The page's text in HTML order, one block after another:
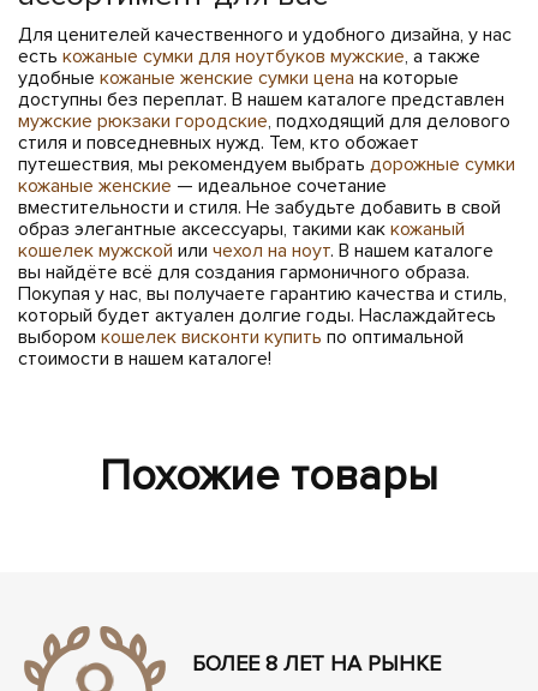
Для ценителей качественного и удобного дизайна, у нас
есть кожаные сумки для ноутбуков мужские, а также
удобные кожаные женские сумки цена на которые
доступны без переплат. В нашем каталоге представлен
мужские рюкзаки городские, подходящий для делового
стиля и повседневных нужд. Тем, кто обожает
путешествия, мы рекомендуем выбрать дорожные сумки
кожаные женские — идеальное сочетание
вместительности и стиля. Не забудьте добавить в свой
образ элегантные аксессуары, такими как кожаный
кошелек мужской или чехол на ноут. В нашем каталоге
вы найдёте всё для создания гармоничного образа.
Покупая у нас, вы получаете гарантию качества и стиль,
который будет актуален долгие годы. Наслаждайтесь
выбором кошелек висконти купить по оптимальной
стоимости в нашем каталоге!
Похожие товары
БОЛЕЕ 8 ЛЕТ НА РЫНКЕ